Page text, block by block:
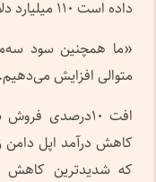
داده است ۱۱۰ میلیارد دلار دیگر از سهام را بازخرید کنیم.»
«ما همچنین سود
متوالی افزایش
افت ۱۰درصدی
که شدیدترین